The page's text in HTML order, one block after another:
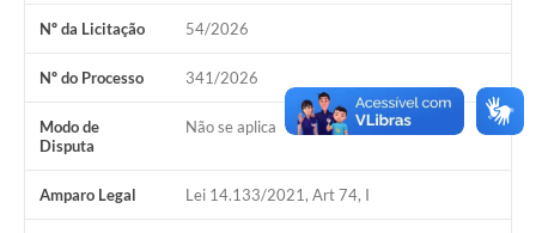
Agenda
Acesso Rápido
Editais
Carta de Serviços
Arquivos para Download
Nº da Licitação 54/2026
Nº do Processo 341/2026
Modo de
Disputa
Não se aplica
Amparo Legal Lei 14.133/2021, Art 74, I